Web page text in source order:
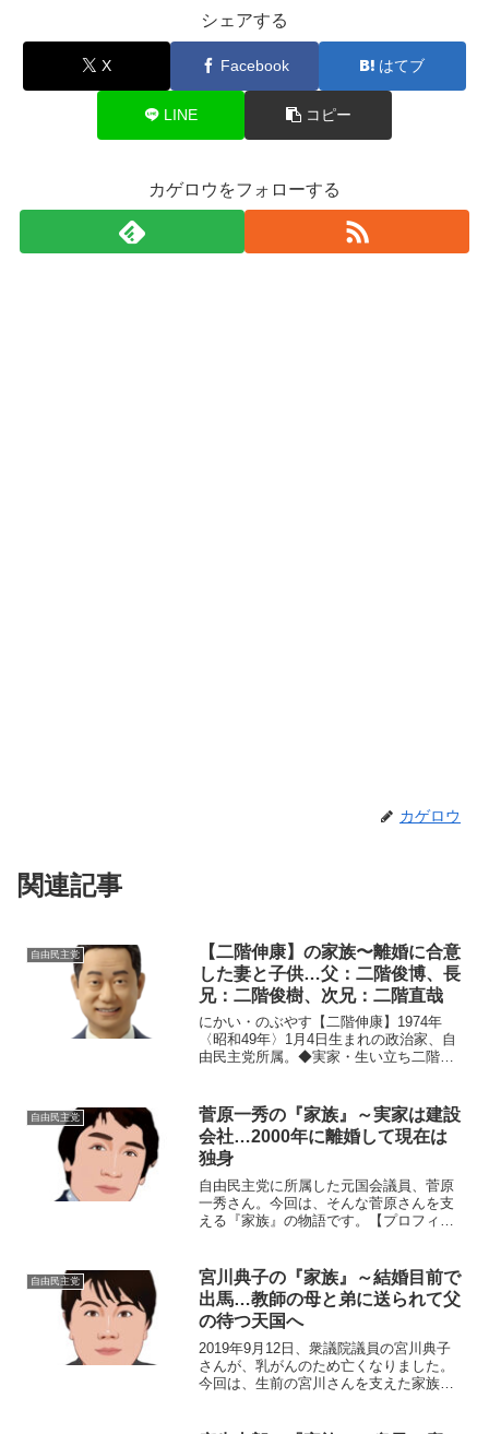
シェアする
X Facebook はてブ
LINE コピー
カゲロウをフォローする
カゲロウ
関連記事
自由民主党
【二階伸康】の家族〜離婚に合意
した妻と子供…父：二階俊博、長
兄：二階俊樹、次兄：二階直哉
にかい・のぶやす【二階伸康】1974年
〈昭和49年〉1月4日生まれの政治家、自
由民主党所属。◆実家・生い立ち二階伸
坊市立御坊中学校を卒業。和歌山県立日
高高等学校へ進み、...
自由民主党
菅原一秀の『家族』～実家は建設
会社…2000年に離婚して現在は
独身
自由民主党に所属した元国会議員、菅原
一秀さん。今回は、そんな菅原さんを支
える『家族』の物語です。【プロフィー
月7日血液型：A型 出身地：東京都練馬区
◆実家は建設会...
自由民主党
宮川典子の『家族』～結婚目前で
出馬…教師の母と弟に送られて父
の待つ天国へ
2019年9月12日、衆議院議員の宮川典子
さんが、乳がんのため亡くなりました。
今回は、生前の宮川さんを支えた家族を